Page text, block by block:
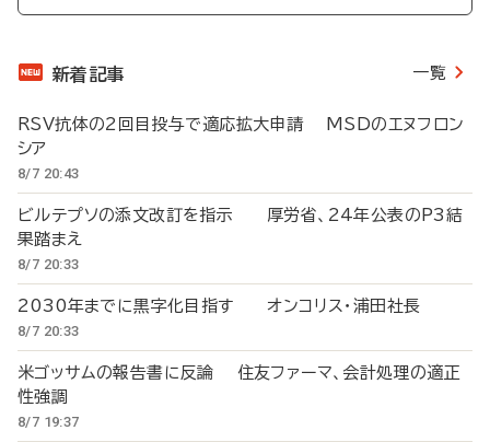
新着記事 一覧
RSV抗体の2回目投与で適応拡大申請 MSDのエヌフロン
シア
8/7 20:43
ビルテプソの添文改訂を指示 厚労省、24年公表のP3結
果踏まえ
8/7 20:33
2030年までに黒字化目指す オンコリス・浦田社長
8/7 20:33
米ゴッサムの報告書に反論 住友ファーマ、会計処理の適正
性強調
8/7 19:37